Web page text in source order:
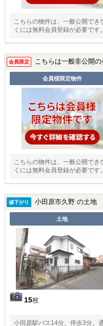
こちらの物件は、一般公開で
くには無料会員登録が必要です。
会員限定 こちらは一般非公開の
会員様限定物件
こちらの物件は、一般公開で
くには無料会員登録が必要です。
値下がり 小田原市久野 の土地
土地
15枚
小田原駅バス14分、停歩3分。